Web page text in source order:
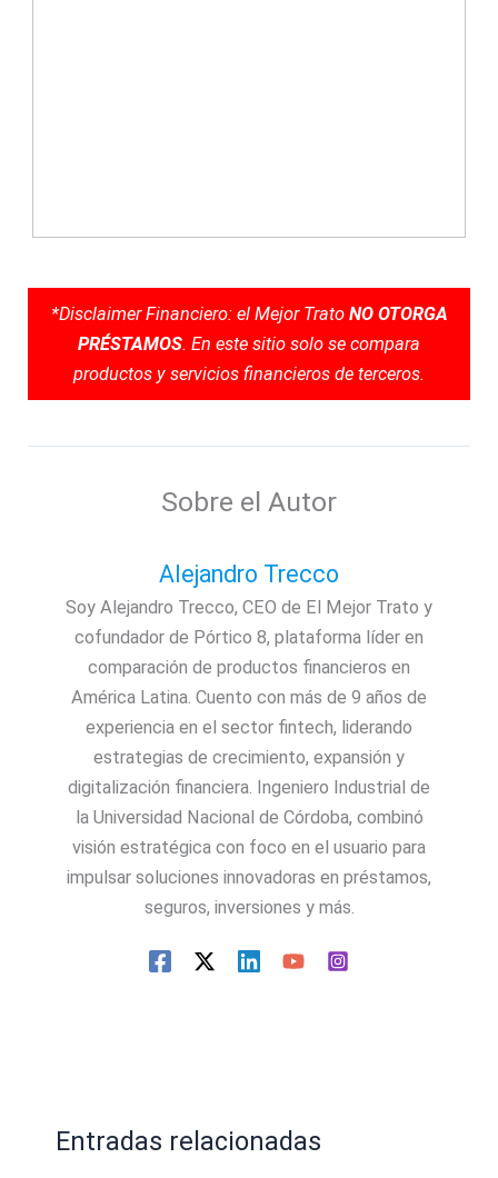
*Disclaimer Financiero: el Mejor Trato NO OTORGA
PRÉSTAMOS. En este sitio solo se compara
productos y servicios financieros de terceros.
Sobre el Autor
Alejandro Trecco
Soy Alejandro Trecco, CEO de El Mejor Trato y
cofundador de Pórtico 8, plataforma líder en
comparación de productos financieros en
América Latina. Cuento con más de 9 años de
experiencia en el sector fintech, liderando
estrategias de crecimiento, expansión y
digitalización financiera. Ingeniero Industrial de
la Universidad Nacional de Córdoba, combinó
visión estratégica con foco en el usuario para
impulsar soluciones innovadoras en préstamos,
seguros, inversiones y más.
Entradas relacionadas